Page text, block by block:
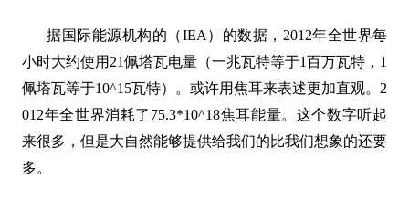
据国际能源机构的（IEA）的数据，2012年全世界每
小时大约使用21佩塔瓦电量（一兆瓦特等于1百万瓦特，1
佩塔瓦等于10^15瓦特）。或许用焦耳来表述更加直观。2
012年全世界消耗了75.3*10^18焦耳能量。这个数字听起
来很多，但是大自然能够提供给我们的比我们想象的还要
多。